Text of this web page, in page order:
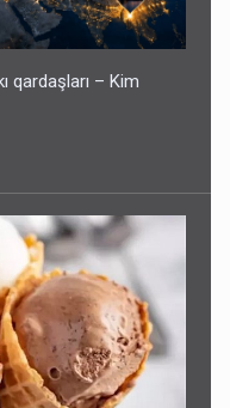
qardaşları – Kim